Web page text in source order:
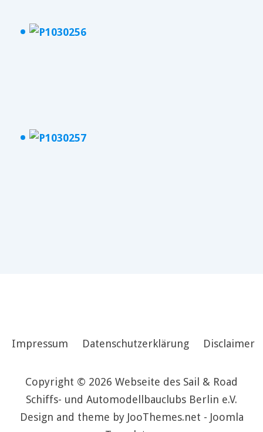
Impressum Datenschutzerklärung Disclaimer
Copyright © 2026 Webseite des Sail & Road
Schiffs- und Automodellbauclubs Berlin e.V.
Design and theme by JooThemes.net - Joomla